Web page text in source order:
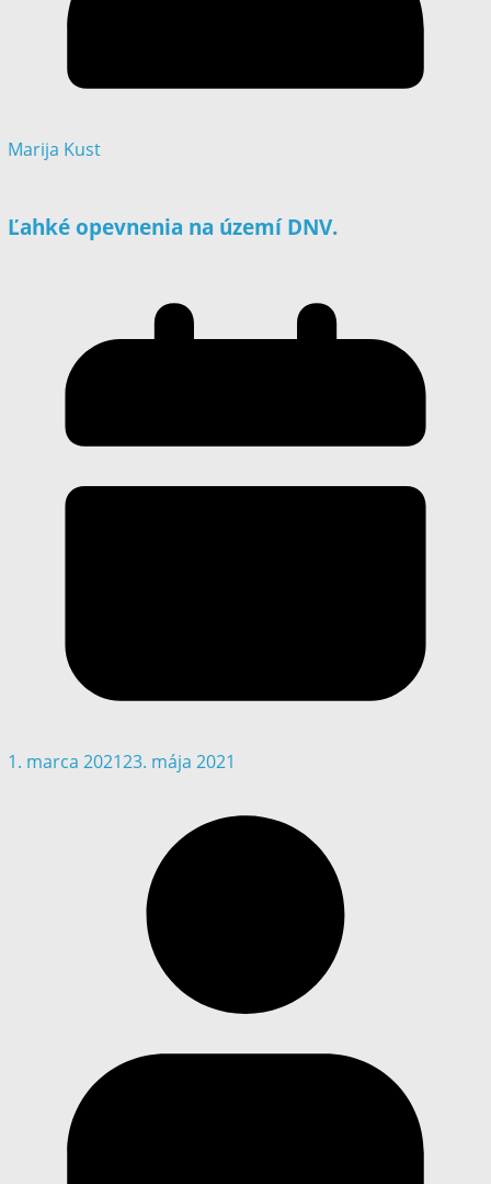
Marija Kust
Ľahké opevnenia na území DNV.
1. marca 202123. mája 2021